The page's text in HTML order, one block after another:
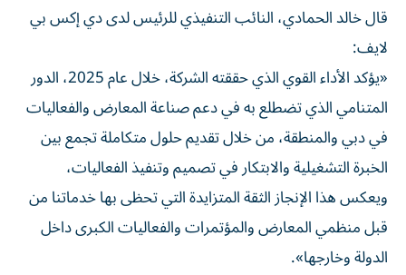
قال خالد الحمادي، النائب التنفيذي للرئيس لدى دي إكس بي
لايف:
«يؤكد الأداء القوي الذي حققته الشركة، خلال عام 2025، الدور
المتنامي الذي تضطلع به في دعم صناعة المعارض والفعاليات
في دبي والمنطقة، من خلال تقديم حلول متكاملة تجمع بين
الخبرة التشغيلية والابتكار في تصميم وتنفيذ الفعاليات،
ويعكس هذا الإنجاز الثقة المتزايدة التي تحظى بها خدماتنا من
قبل منظمي المعارض والمؤتمرات والفعاليات الكبرى داخل
الدولة وخارجها».